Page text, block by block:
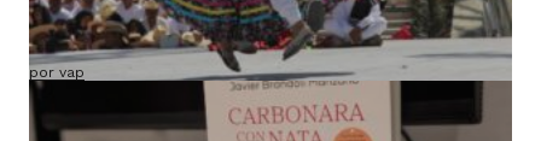
Ruta VAP por México (salida confirmada y
grupo ya cerrado)
por vap